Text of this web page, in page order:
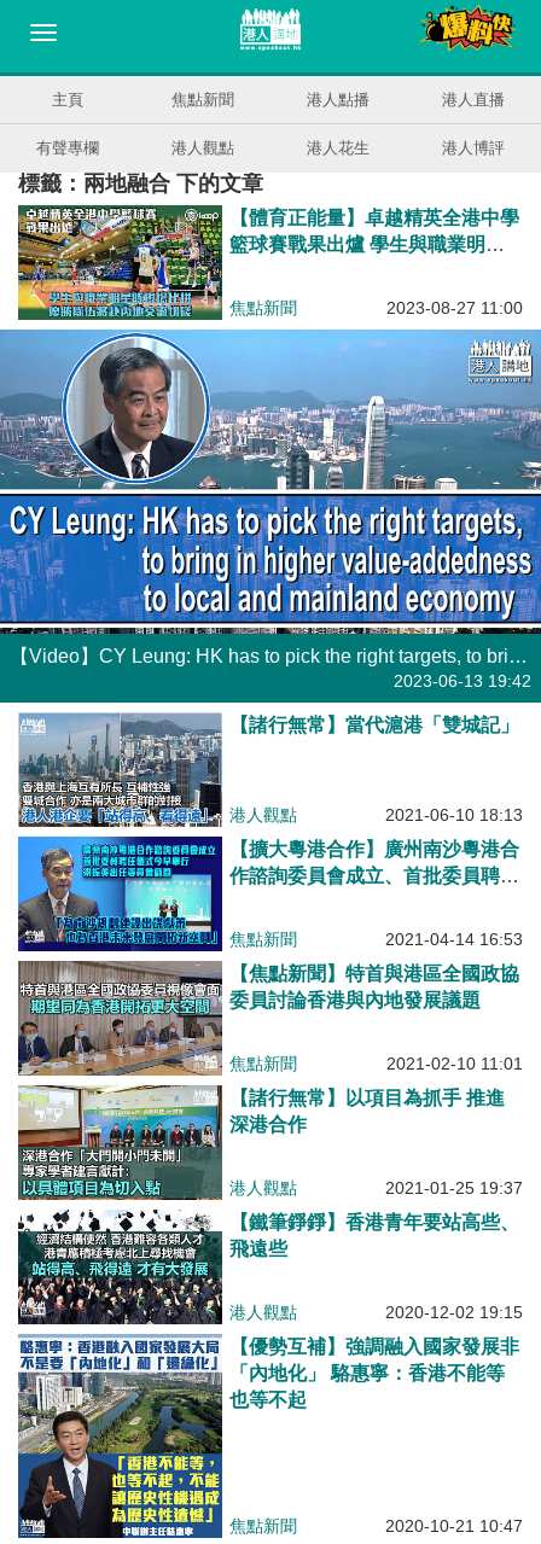
主頁 焦點新聞 港人點播 港人直播
有聲專欄 港人觀點 港人花生 港人博評
標籤：兩地融合 下的文章
【體育正能量】卓越精英全港中學
籃球賽戰果出爐 學生與職業明星
流切磋
焦點新聞 2023-08-27 11:00
【Video】CY Leung: HK has to pick the right targets, to bring in higher value-addedness to local and mainland economy
2023-06-13 19:42
【諸行無常】當代滬港「雙城記」
港人觀點 2021-06-10 18:13
【擴大粵港合作】廣州南沙粵港合
作諮詢委員會成立、首批委員聘任
梁振英：為南沙規劃建設出謀獻
焦點新聞 2021-04-14 16:53
【焦點新聞】特首與港區全國政協
委員討論香港與內地發展議題
焦點新聞 2021-02-10 11:01
【諸行無常】以項目為抓手 推進
深港合作
港人觀點 2021-01-25 19:37
【鐵筆錚錚】香港青年要站高些、
飛遠些
港人觀點 2020-12-02 19:15
【優勢互補】強調融入國家發展非
「內地化」 駱惠寧：香港不能等
也等不起
焦點新聞 2020-10-21 10:47